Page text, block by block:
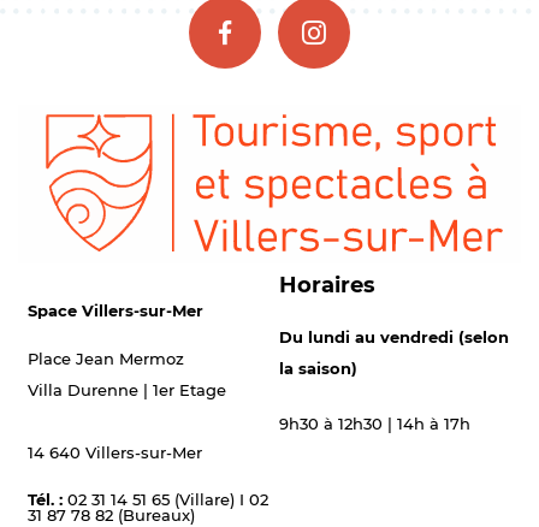
Space Villers-sur-Mer
Place Jean Mermoz
Villa Durenne | 1er Etage
14 640 Villers-sur-Mer
Tél. : 02 31 14 51 65 (Villare) I 02
31 87 78 82 (Bureaux)
Horaires
Du lundi au vendredi (selon
la saison)
9h30 à 12h30 | 14h à 17h